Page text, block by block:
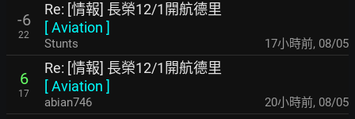
-6
22
Re: [情報] 長榮12/1開航德里
[Aviation ]
Stunts 17小時前, 08/05
6
17
Re: [情報] 長榮12/1開航德里
[Aviation ]
abian746 20小時前, 08/05